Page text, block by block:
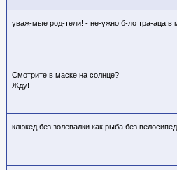
уваж-мые род-тели! - не-ужно б-ло тра-аца в
Смотрите в маске на солнце?
Жду!
клюкед без золевалки как рыба без